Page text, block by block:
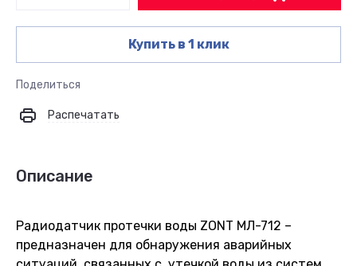
Купить в 1 клик
Поделиться
Распечатать
Описание
Радиодатчик протечки воды ZONT МЛ-712 –
предназначен для обнаружения аварийных